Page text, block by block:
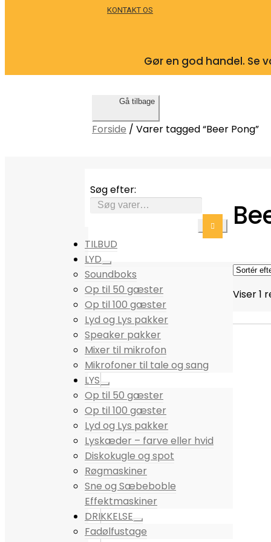
KONTAKT OS
Gør en god handel. Se
Gå tilbage
Forside /Varer tagged “Beer Pong”
Søg efter:
TILBUD
LYD
Soundboks
Op til 50 gæster
Op til 100 gæster
Lyd og Lys pakker
Speaker pakker
Mixer til mikrofon
Mikrofoner til tale og sang
LYS
Op til 50 gæster
Op til 100 gæster
Lyd og Lys pakker
Lyskæder – farve eller hvid
Diskokugle og spot
Røgmaskiner
Sne og Sæbeboble
Effektmaskiner
DRIKKELSE
Fadølfustage
Viser 1